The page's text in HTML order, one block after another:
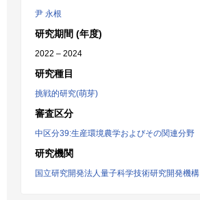
尹 永根
研究期間 (年度)
2022 – 2024
研究種目
挑戦的研究(萌芽)
審査区分
中区分39:生産環境農学およびその関連分野
研究機関
国立研究開発法人量子科学技術研究開発機構